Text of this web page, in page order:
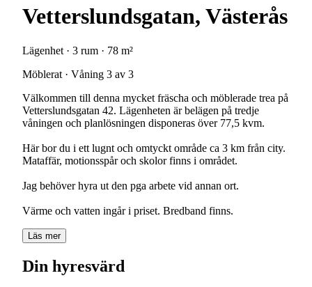
Vetterslundsgatan, Västerås
Lägenhet · 3 rum · 78 m²
Möblerat · Våning 3 av 3
Välkommen till denna mycket fräscha och möblerade trea på
Vetterslundsgatan 42. Lägenheten är belägen på tredje
våningen och planlösningen disponeras över 77,5 kvm.
Här bor du i ett lugnt och omtyckt område ca 3 km från city.
Mataffär, motionsspår och skolor finns i området.
Jag behöver hyra ut den pga arbete vid annan ort.
Värme och vatten ingår i priset. Bredband finns.
Läs mer
Din hyresvärd